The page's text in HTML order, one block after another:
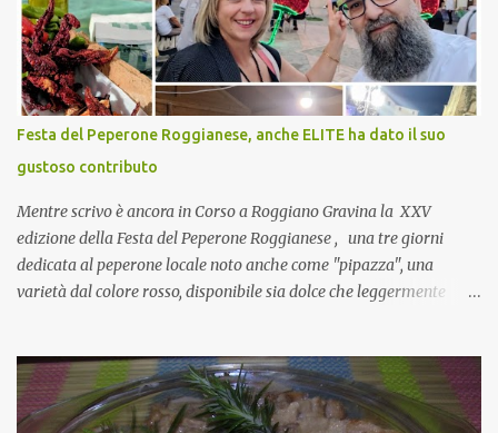
nulla perché vado al Pranzo Aziendale di fine anno organizzato dai
mie capi! CoCo : Pranzo aziendale? Una bella idea! Cuocapercaso :
si, è un modo per riunirsi tutti a fine anno e tirare le somme…
naturalmente mangiando tutti insieme, con grande convivialità!
CoCo : è naturale il cibo, come sappiamo bene, funziona spesso da
collante e anche nel lavoro riesce a creare spesso l’ambiente
favorevole per molte belle opportunità, non trovi? Cuocapercaso :
Si, concordo! …addirittura si dice...
Festa del Peperone Roggianese, anche ELITE ha dato il suo
gustoso contributo
Mentre scrivo è ancora in Corso a Roggiano Gravina la XXV
edizione della Festa del Peperone Roggianese , una tre giorni
dedicata al peperone locale noto anche come "pipazza", una
varietà dal colore rosso, disponibile sia dolce che leggermente
(Pat) della Calabria. Un ingrediente versatile in cucina, utilizzato
fresco o essiccato in ricette della tradizione o in piatti innovativi.
Durante la prima serata dell'evento abbiamo avuto prova della